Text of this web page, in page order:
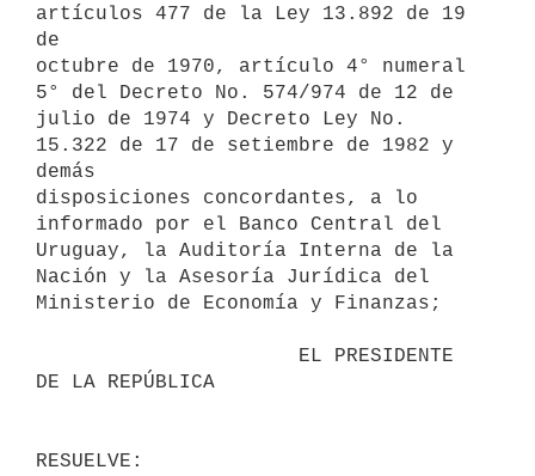
artículos 477 de la Ley 13.892 de 19
de
octubre de 1970, artículo 4° numeral
5° del Decreto No. 574/974 de 12 de
julio de 1974 y Decreto Ley No.
15.322 de 17 de setiembre de 1982 y
demás
disposiciones concordantes, a lo
informado por el Banco Central del
Uruguay, la Auditoría Interna de la
Nación y la Asesoría Jurídica del
Ministerio de Economía y Finanzas;
DE LA REPÚBLICA